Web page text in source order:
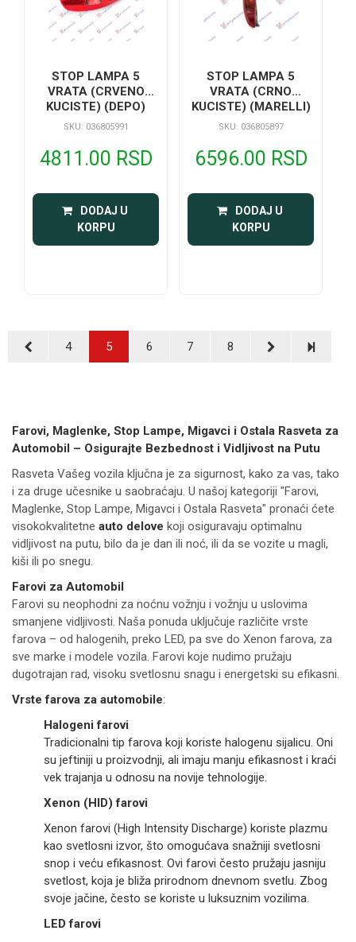
STOP LAMPA 5
VRATA (CRVENO
KUCISTE) (DEPO)
SKU: 036805991
4811.00 RSD
DODAJ U
KORPU
STOP LAMPA 5
VRATA (CRNO
KUCISTE) (MARELLI)
SKU: 036805897
6596.00 RSD
DODAJ U
KORPU
4 5 6 7 8
Farovi, Maglenke, Stop Lampe, Migavci i Ostala Rasveta za
Automobil – Osigurajte Bezbednost i Vidljivost na Putu
Rasveta Vašeg vozila ključna je za sigurnost, kako za vas, tako
i za druge učesnike u saobraćaju. U našoj kategoriji "Farovi,
Maglenke, Stop Lampe, Migavci i Ostala Rasveta" pronaći ćete
visokokvalitetne auto delove koji osiguravaju optimalnu
vidljivost na putu, bilo da je dan ili noć, ili da se vozite u magli,
kiši ili po snegu.
Farovi za Automobil
Farovi su neophodni za noćnu vožnju i vožnju u uslovima
smanjene vidljivosti. Naša ponuda uključuje različite vrste
farova – od halogenih, preko LED, pa sve do Xenon farova, za
sve marke i modele vozila. Farovi koje nudimo pružaju
dugotrajan rad, visoku svetlosnu snagu i energetski su efikasni.
Vrste farova za automobile:
Halogeni farovi
Tradicionalni tip farova koji koriste halogenu sijalicu. Oni
su jeftiniji u proizvodnji, ali imaju manju efikasnost i kraći
vek trajanja u odnosu na novije tehnologije.
Xenon (HID) farovi
Xenon farovi (High Intensity Discharge) koriste plazmu
kao svetlosni izvor, što omogućava snažniji svetlosni
snop i veću efikasnost. Ovi farovi često pružaju jasniju
svetlost, koja je bliža prirodnom dnevnom svetlu. Zbog
svoje jačine, često se koriste u luksuznim vozilima.
LED farovi